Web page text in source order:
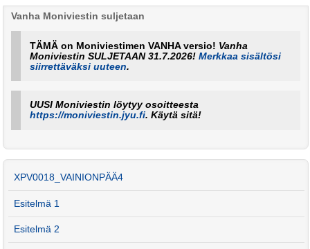
Vanha Moniviestin suljetaan
TÄMÄ on Moniviestimen VANHA versio! Vanha
Moniviestin SULJETAAN 31.7.2026!Merkkaa sisältösi
siirrettäväksi uuteen.
UUSI Moniviestin löytyy osoitteesta
https://moniviestin.jyu.fi. Käytä sitä!
XPV0018_VAINIONPÄÄ4
Esitelmä 1
Esitelmä 2